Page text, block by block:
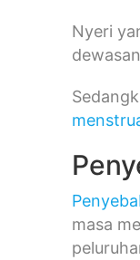
Nyeri
masa